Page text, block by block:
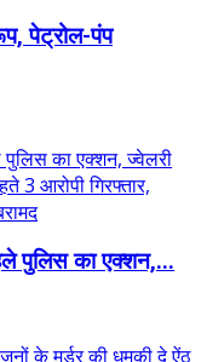
पेट्रोल-पंप
पुलिस का एक्शन,...